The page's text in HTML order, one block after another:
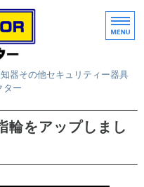
器その他セキュリティー器具
ター
をアップしまし